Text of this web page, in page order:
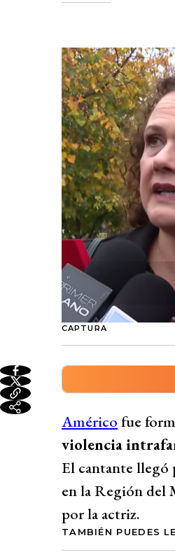
CAPTURA
El cantante
intrafamiliar contra
La abogada de la
medidas
Descartan prisión
secundaria en
Américo fue
violencia
El cantante llegó
en la Región del
por la actriz.
TAMBIÉN PUEDES